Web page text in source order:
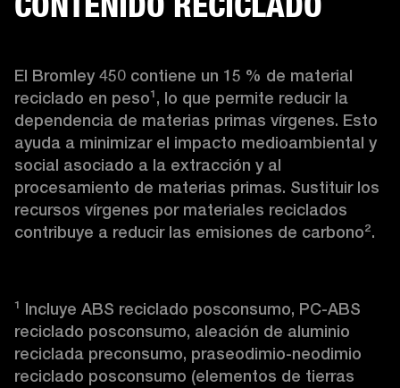
El Bromley 450 contiene un 15 % de material
reciclado en peso¹, lo que permite reducir la
dependencia de materias primas vírgenes. Esto
ayuda a minimizar el impacto medioambiental y
social asociado a la extracción y al
procesamiento de materias primas. Sustituir los
recursos vírgenes por materiales reciclados
contribuye a reducir las emisiones de carbono².
¹ Incluye ABS reciclado posconsumo, PC-ABS
reciclado posconsumo, aleación de aluminio
reciclada preconsumo, praseodimio-neodimio
reciclado posconsumo (elementos de tierras